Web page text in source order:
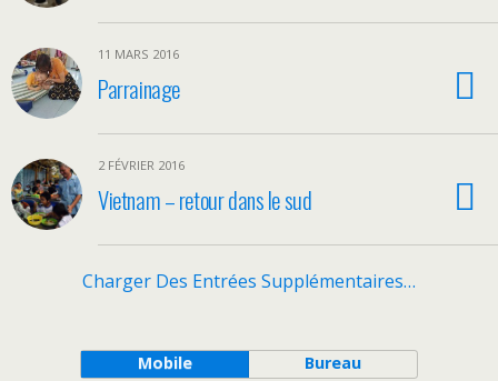
11 MARS 2016
Parrainage
2 FÉVRIER 2016
Vietnam – retour dans le sud
Charger Des Entrées Supplémentaires…
Mobile Bureau